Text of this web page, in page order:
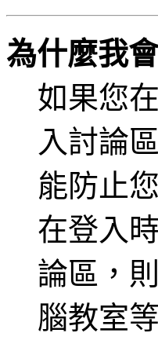
為什麼我
如果您
入討論
能防止
在登入
論區，
腦教室